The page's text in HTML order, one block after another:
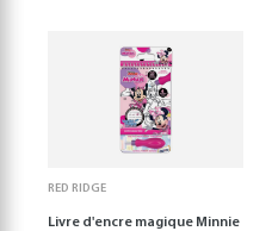
RED RIDGE
Livre d'encre magique Minnie